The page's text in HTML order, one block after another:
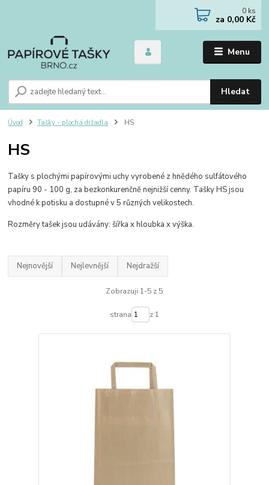
Menu
Hledat
0 ks
za 0,00 Kč
Úvod Tašky - plochá držadla HS
HS
Tašky s plochými papírovými uchy vyrobené z hnědého sulfátového
papíru 90 - 100 g, za bezkonkurenčně nejnižší cenny. Tašky HS jsou
vhodné k potisku a dostupné v 5 různých velikostech.
Rozměry tašek jsou udávány: šířka x hloubka x výška.
Nejnovější Nejlevnější Nejdražší
Zobrazuji 1-5 z 5
strana z 1